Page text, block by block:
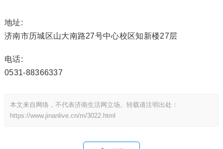
地址:
济南市历城区山大南路27号中心校区知新楼27层
电话:
0531-88366337
本文来自网络，不代表济南生活网立场。转载请注明出处：
https://www.jinanlive.cn/m/3022.html